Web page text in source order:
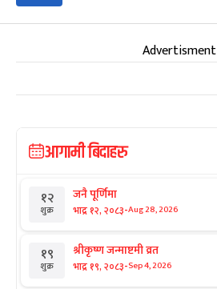
Advertisment
आगामी बिदाहरु
१२
शुक्र
जनै पूर्णिमा
भाद्र १२, २०८३-Aug 28, 2026
१९
शुक्र
श्रीकृष्ण जन्माष्टमी व्रत
भाद्र १९, २०८३-Sep 4, 2026